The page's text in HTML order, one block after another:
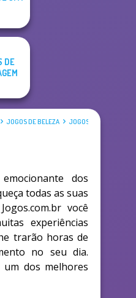
DE
JOGOS DE BELEZA JOGOS DE VESTIR
dos
todas as suas
você
experiências
trarão horas de
no seu dia.
um dos melhores